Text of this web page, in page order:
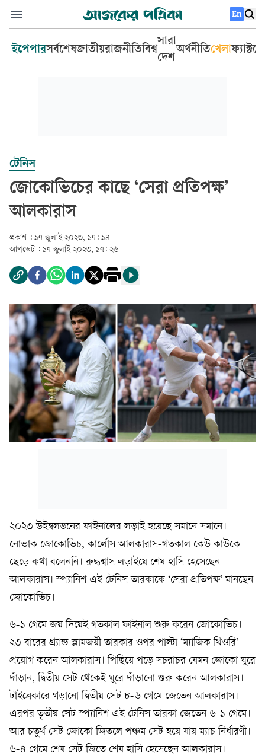
En
ইপেপারসর্বশেষজাতীয়রাজনীতিবিশ্ব
সারা
দেশ
অর্থনীতিখেলা
টেনিস
জোকোভিচের কাছে ‘সেরা প্রতিপক্ষ’
আলকারাস
প্রকাশ : ১৭ জুলাই ২০২৩, ১৭: ১৪
আপডেট : ১৭ জুলাই ২০২৩, ১৭: ২৬
২০২৩ উইম্বলডনের ফাইনালের লড়াই হয়েছে সমানে সমানে।
নোভাক জোকোভিচ, কার্লোস আলকারাস-গতকাল কেউ কাউকে
ছেড়ে কথা বলেননি। রুদ্ধশ্বাস লড়াইয়ে শেষ হাসি হেসেছেন
আলকারাস। স্প্যানিশ এই টেনিস তারকাকে ‘সেরা প্রতিপক্ষ’ মানছেন
জোকোভিচ।
৬-১ গেমে জয় দিয়েই গতকাল ফাইনাল শুরু করেন জোকোভিচ।
২৩ বারের গ্র্যান্ড স্লামজয়ী তারকার ওপর পাল্টা ‘ম্যাজিক থিওরি’
প্রয়োগ করেন আলকারাস। পিছিয়ে পড়ে সচরাচর যেমন জোকো ঘুরে
দাঁড়ান, দ্বিতীয় সেট থেকেই ঘুরে দাঁড়ানো শুরু করেন আলকারাস।
টাইব্রেকারে গড়ানো দ্বিতীয় সেট ৮-৬ গেমে জেতেন আলকারাস।
এরপর তৃতীয় সেট স্প্যানিশ এই টেনিস তারকা জেতেন ৬-১ গেমে।
আর চতুর্থ সেট জোকো জিতলে পঞ্চম সেট হয়ে যায় ম্যাচ নির্ধারণী।
৬-৪ গেমে শেষ সেট জিতে শেষ হাসি হেসেছেন আলকারাস।